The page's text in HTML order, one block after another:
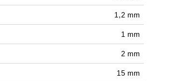
1,2 mm
1 mm
2 mm
15 mm